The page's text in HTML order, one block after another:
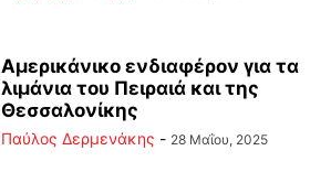
Αμερικάνικο ενδιαφέρον για τα
λιμάνια του Πειραιά και της
Θεσσαλονίκης
Παύλος Δερμενάκης - 28 Μαΐου, 2025